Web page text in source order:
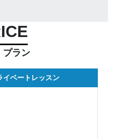
プラン
ベートレッスン